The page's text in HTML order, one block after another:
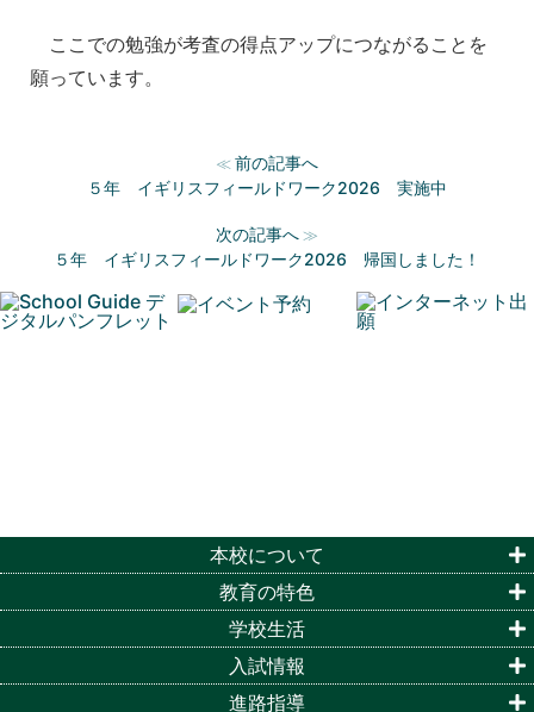
ここでの勉強が考査の得点アップにつながることを
願っています。
≪ 前の記事へ
５年 イギリスフィールドワーク2026 実施中
次の記事へ ≫
５年 イギリスフィールドワーク2026 帰国しました！
本校について
教育の特色
学校生活
入試情報
進路指導